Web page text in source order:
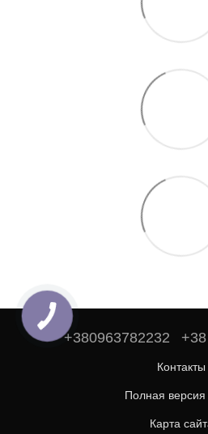
+380963782232
Контакты
Полная версия
Карта